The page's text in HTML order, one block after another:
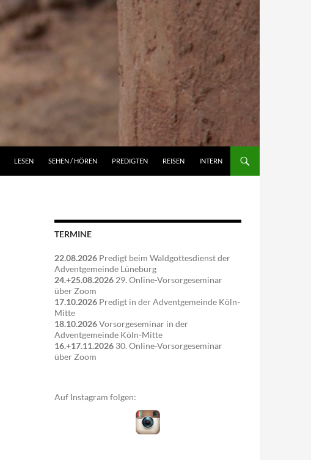
LESEN SEHEN / HÖREN PREDIGTEN REISEN INTERN
TERMINE
22.08.2026 Predigt beim Waldgottesdienst der
Adventgemeinde Lüneburg
24.+25.08.2026 29. Online-Vorsorgeseminar
über Zoom
17.10.2026 Predigt in der Adventgemeinde Köln-
Mitte
18.10.2026Vorsorgeseminar in der
Adventgemeinde Köln-Mitte
16.+17.11.2026 30. Online-Vorsorgeseminar
über Zoom
Auf Instagram folgen: